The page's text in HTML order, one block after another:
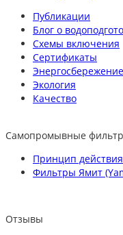
Публикации
Блог о
Схемы включения
Сертификаты
Энергосбережение
Экология
Качество
Самопромывные
Принцип действия
Фильтры Ямит
Отзывы